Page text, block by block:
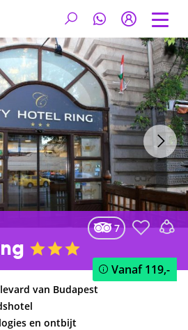
7
Vanaf119,-
van Budapest
en ontbijt